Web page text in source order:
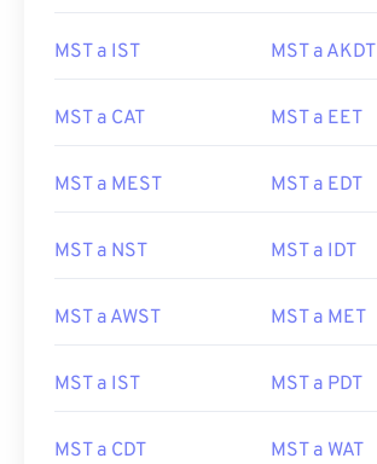
MST a IST MST a AKDT
MST a CAT MST a EET
MST a MEST MST a EDT
MST a NST MST a IDT
MST a AWST MST a MET
MST a IST MST a PDT
MST a CDT MST a WAT